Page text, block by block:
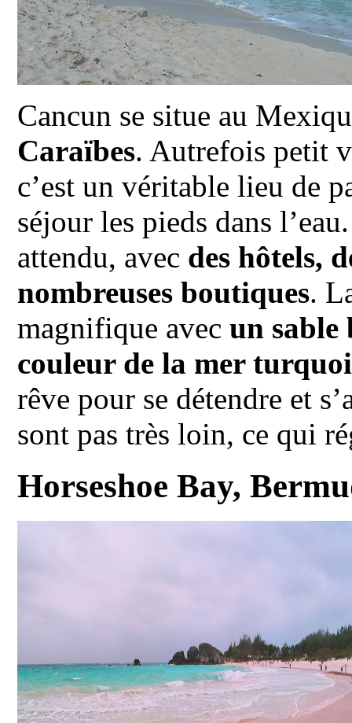
Cancun se situe au
Caraïbes. Autrefois petit
c’est un véritable lieu de
séjour les pieds dans
attendu, avec des hôtels,
nombreuses boutiques.
magnifique avecun sable
couleur de la mer
rêve pour se détendre et
sont pas très loin, ce qui
Horseshoe Bay,